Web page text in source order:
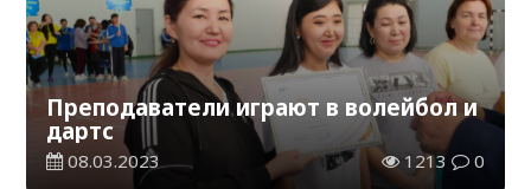
Преподаватели играют в волейбол и
дартс
08.03.2023 1213 0